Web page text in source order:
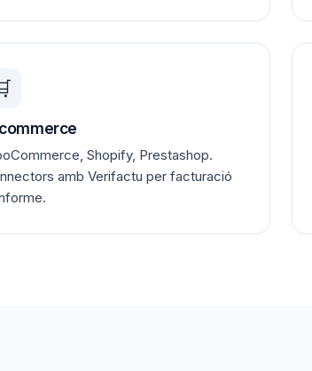
Shopify, Prestashop.
amb Verifactu per facturació